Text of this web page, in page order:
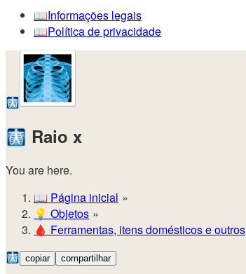
📖️Informações legais
📖️Política de privacidade
🩻
🩻 Raio x
You are here.
📖 Página inicial
💡️ Objetos
🩸 Ferramentas, itens domésticos e outros
🩻 copiar compartilhar